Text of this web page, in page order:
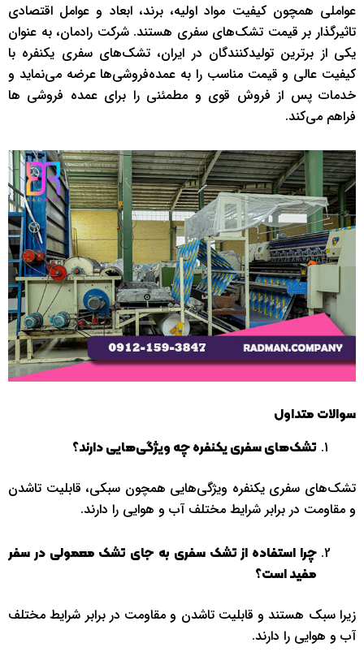
عواملی همچون کیفیت مواد اولیه، برند، ابعاد و عوامل اقتصادی
تاثیرگذار بر قیمت تشک‌های سفری هستند. شرکت رادمان، به عنوان
یکی از برترین تولیدکنندگان در ایران، تشک‌های سفری یکنفره با
کیفیت عالی و قیمت مناسب را به عمده‌فروشی‌ها عرضه می‌نماید و
خدمات پس از فروش قوی و مطمئنی را برای عمده فروشی ها
فراهم می‌کند.
سوالات متداول
تشک‌های سفری یکنفره چه ویژگی‌هایی دارند؟
تشک‌های سفری یکنفره ویژگی‌هایی همچون سبکی، قابلیت تاشدن
و مقاومت در برابر شرایط مختلف آب و هوایی را دارند.
چرا استفاده از تشک سفری به جای تشک معمولی در سفر
مفید است؟
زیرا سبک هستند و قابلیت تاشدن و مقاومت در برابر شرایط مختلف
آب و هوایی را دارند.